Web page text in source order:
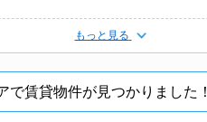
もっと見る
で賃貸物件が見つかりました！